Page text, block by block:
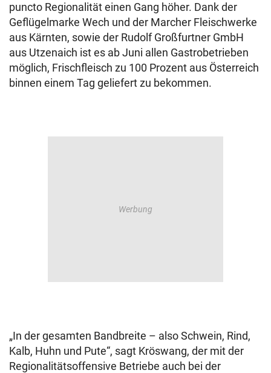
puncto Regionalität einen Gang höher. Dank der
Geflügelmarke Wech und der Marcher Fleischwerke
aus Kärnten, sowie der Rudolf Großfurtner GmbH
aus Utzenaich ist es ab Juni allen Gastrobetrieben
möglich, Frischfleisch zu 100 Prozent aus Österreich
binnen einem Tag geliefert zu bekommen.
„In der gesamten Bandbreite – also Schwein, Rind,
Kalb, Huhn und Pute“, sagt Kröswang, der mit der
Regionalitätsoffensive Betriebe auch bei der